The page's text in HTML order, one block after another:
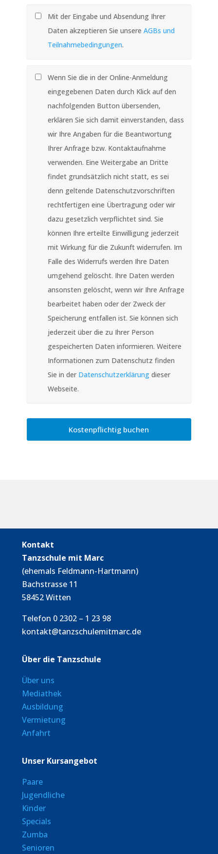
Mit der Eingabe und Absendung Ihrer
Daten akzeptieren Sie unsere AGBs und
Teilnahmebedingungen.
Wenn Sie die in der Online-Anmeldung
eingegebenen Daten durch Klick auf den
nachfolgenden Button übersenden,
erklären Sie sich damit einverstanden, dass
wir Ihre Angaben für die Beantwortung
Ihrer Anfrage bzw. Kontaktaufnahme
verwenden. Eine Weitergabe an Dritte
findet grundsätzlich nicht statt, es sei
denn geltende Datenschutzvorschriften
rechtfertigen eine Übertragung oder wir
dazu gesetzlich verpflichtet sind. Sie
können Ihre erteilte Einwilligung jederzeit
mit Wirkung für die Zukunft widerrufen. Im
Falle des Widerrufs werden Ihre Daten
umgehend gelöscht. Ihre Daten werden
ansonsten gelöscht, wenn wir Ihre Anfrage
bearbeitet haben oder der Zweck der
Speicherung entfallen ist. Sie können sich
jederzeit über die zu Ihrer Person
gespeicherten Daten informieren. Weitere
Informationen zum Datenschutz finden
Sie in der Datenschutzerklärungdieser
Webseite.
Kontakt
Tanzschule mit Marc
(ehemals Feldmann-Hartmann)
Bachstrasse 11
58452 Witten
Telefon 0 2302 – 1 23 98
kontakt@tanzschulemitmarc.de
Über die Tanzschule
Über uns
Mediathek
Ausbildung
Vermietung
Anfahrt
Unser Kursangebot
Paare
Jugendliche
Kinder
Specials
Zumba
Senioren